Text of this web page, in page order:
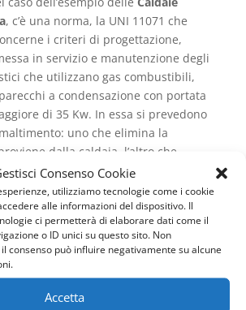
Consenso Cookie
utilizziamo tecnologie come i cookie
alle informazioni del dispositivo. Il
ci permetterà di elaborare dati come il
o ID unici su questo sito. Non
consenso può influire negativamente su alcune
Accetta
, c’è una norma, la UNI 11071 che
i criteri di progettazione,
in servizio e manutenzione degli
che utilizzano gas combustibili,
a condensazione con portata
di 35 Kw. In essa si prevedono
uno che elimina la
dalla caldaia, l’altro che
che proviene invece dal sistema
Ed in relazione al fatto che ci si
diCaldaie Vaillant Decimaad
per uso abitativo, riguardo al
non sono necessari
poiché i condensati sono
dai prodotti del lavaggio e dagli
infatti secondo la norma UNI